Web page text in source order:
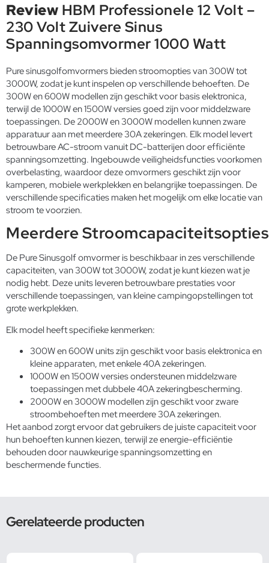
Review HBM Professionele 12 Volt –
230 Volt Zuivere Sinus
Spanningsomvormer 1000 Watt
Pure sinusgolfomvormers bieden stroomopties van 300W tot
3000W, zodat je kunt inspelen op verschillende behoeften. De
300W en 600W modellen zijn geschikt voor basis elektronica,
terwijl de 1000W en 1500W versies goed zijn voor middelzware
toepassingen. De 2000W en 3000W modellen kunnen zware
apparatuur aan met meerdere 30A zekeringen. Elk model levert
betrouwbare AC-stroom vanuit DC-batterijen door efficiënte
spanningsomzetting. Ingebouwde veiligheidsfuncties voorkomen
overbelasting, waardoor deze omvormers geschikt zijn voor
kamperen, mobiele werkplekken en belangrijke toepassingen. De
verschillende specificaties maken het mogelijk om elke locatie van
stroom te voorzien.
Meerdere Stroomcapaciteitsopties
De Pure Sinusgolf omvormer is beschikbaar in zes verschillende
capaciteiten, van 300W tot 3000W, zodat je kunt kiezen wat je
nodig hebt. Deze units leveren betrouwbare prestaties voor
verschillende toepassingen, van kleine campingopstellingen tot
grote werkplekken.
Elk model heeft specifieke kenmerken:
300W en 600W units zijn geschikt voor basis elektronica en
kleine apparaten, met enkele 40A zekeringen.
1000W en 1500W versies ondersteunen middelzware
toepassingen met dubbele 40A zekeringbescherming.
2000W en 3000W modellen zijn geschikt voor zware
stroombehoeften met meerdere 30A zekeringen.
Het aanbod zorgt ervoor dat gebruikers de juiste capaciteit voor
hun behoeften kunnen kiezen, terwijl ze energie-efficiëntie
behouden door nauwkeurige spanningsomzetting en
beschermende functies.
Gerelateerde producten